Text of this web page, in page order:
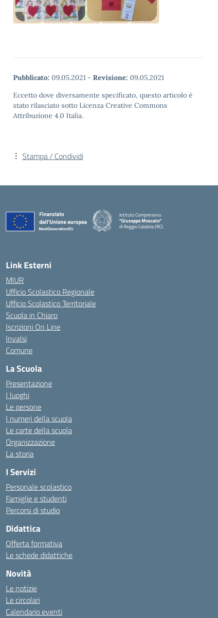
Pubblicato: 09.05.2021 - Revisione: 09.05.2021
Eccetto dove diversamente specificato, questo articolo è
stato rilasciato sotto Licenza Creative Commons
Attribuzione 4.0 Italia.
Stampa / Condividi
Istituto Comprensivo
"Giuseppe Moscato"
di Reggio Calabria (RC)
— Visita la pagina iniziale della scuola
Link Esterni
MIUR
Ufficio Scolastico Regionale
Ufficio Scolastico Territoriale
Scuola in Chiaro
Iscrizioni On Line
Invalsi
Comune
La Scuola
Presentazione
I luoghi
Le persone
I numeri della scuola
Le carte della scuola
Organizzazione
La storia
I Servizi
Personale scolastico
Famiglie e studenti
Percorsi di studio
Didattica
Offerta formativa
Le schede didattiche
Novità
Le notizie
Le circolari
Calendario eventi